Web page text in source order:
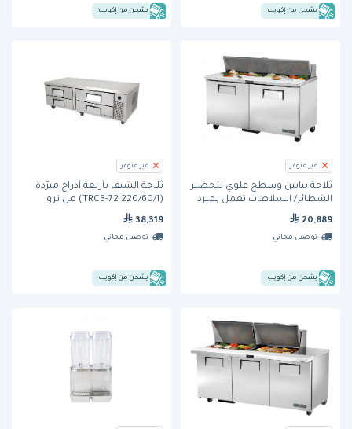
يشحن من إكويب يشحن من إكويب
غير متوفر
ثلاجة ببابين وسطح علوي لتحضير
الشطائر/ السلاطات تعمل بمبرد
20,889
توصيل مجاني
يشحن من إكويب
غير متوفر
ثلاجة الشيف بأربعة أدراج مبرَّدة
(TRCB-72 220/60/1) من ترو
38,319
توصيل مجاني
يشحن من إكويب